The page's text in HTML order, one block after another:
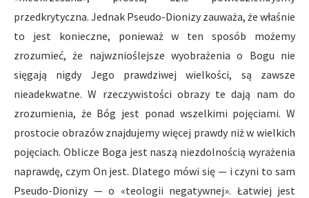
przedkrytyczna. Jednak Pseudo-Dionizy zauważa, że właśnie
to jest konieczne, ponieważ w ten sposób możemy
zrozumieć, że najwznioślejsze wyobrażenia o Bogu nie
sięgają nigdy Jego prawdziwej wielkości, są zawsze
nieadekwatne. W rzeczywistości obrazy te dają nam do
zrozumienia, że Bóg jest ponad wszelkimi pojęciami. W
prostocie obrazów znajdujemy więcej prawdy niż w wielkich
pojęciach. Oblicze Boga jest naszą niezdolnością wyrażenia
naprawdę, czym On jest. Dlatego mówi się — i czyni to sam
Pseudo-Dionizy — o «teologii negatywnej». Łatwiej jest